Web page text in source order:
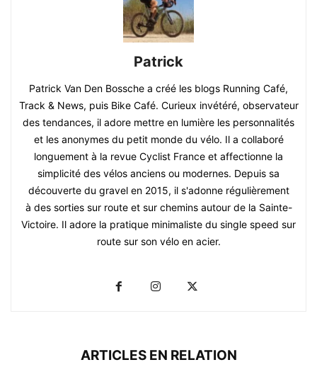
Patrick
Patrick Van Den Bossche a créé les blogs Running Café,
Track & News, puis Bike Café. Curieux invétéré, observateur
des tendances, il adore mettre en lumière les personnalités
et les anonymes du petit monde du vélo. Il a collaboré
longuement à la revue Cyclist France et affectionne la
simplicité des vélos anciens ou modernes. Depuis sa
découverte du gravel en 2015, il s'adonne régulièrement
à des sorties sur route et sur chemins autour de la Sainte-
Victoire. Il adore la pratique minimaliste du single speed sur
route sur son vélo en acier.
ARTICLES EN RELATION